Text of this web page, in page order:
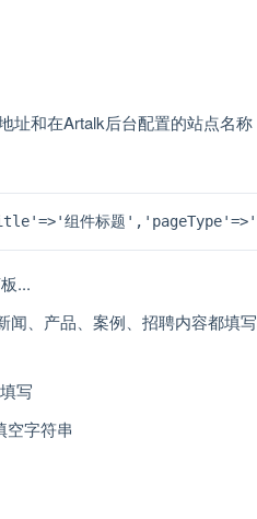
址和在Artalk后台配置的站点名称
组件标题
...
、产品、案例、招聘内容都填
写
空字符串